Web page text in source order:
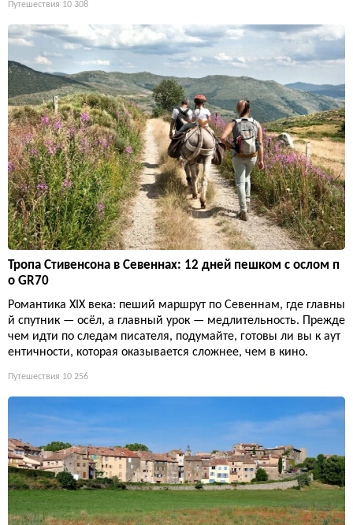
Путешествия 10 308
Тропа Стивенсона в Севеннах: 12 дней пешком с ослом п
о GR70
Романтика XIX века: пеший маршрут по Севеннам, где главны
й спутник — осёл, а главный урок — медлительность. Прежде
чем идти по следам писателя, подумайте, готовы ли вы к аут
ентичности, которая оказывается сложнее, чем в кино.
Путешествия 10 256